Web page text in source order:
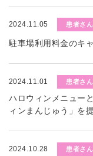
2024.11.05 患者さ
駐車場利用料金のキ
2024.11.01 患者さ
ハロウィンメニュー
ィンまんじゅう」を
2024.10.28 患者さ